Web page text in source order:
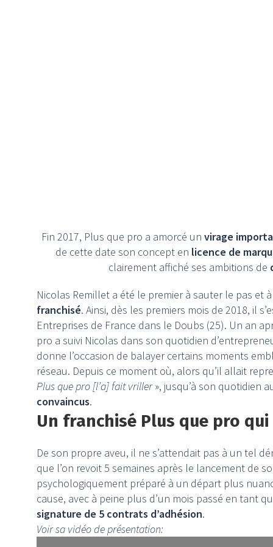
Fin 2017, Plus que pro a amorcé un virage
de cette date son concept en licence de
clairement affiché ses ambitions de
Nicolas Remillet a été le premier à sauter le pas et
franchisé. Ainsi, dès les premiers mois de 2018, il
Entreprises de France dans le Doubs (25). Un an
pro a suivi Nicolas dans son quotidien
donne l’occasion de balayer certains moments
réseau. Depuis ce moment où, alors qu’il allait
Plus que pro [l’a] fait vriller», jusqu’à son quotidien
convaincus.
Un franchisé Plus que pro
De son propre aveu, il ne s’attendait pas à un tel
que l’on revoit 5 semaines après le lancement de
psychologiquement préparé à un départ plus
cause, avec à peine plus d’un mois passé en tant
signature de 5 contrats d’adhésion.
Voir sa vidéo de présentation: